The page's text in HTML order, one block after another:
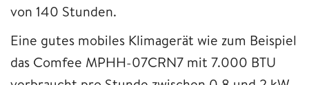
von 140 Stunden.
Eine gutes mobiles Klimagerät wie zum Beispiel
das Comfee MPHH-07CRN7 mit 7.000 BTU